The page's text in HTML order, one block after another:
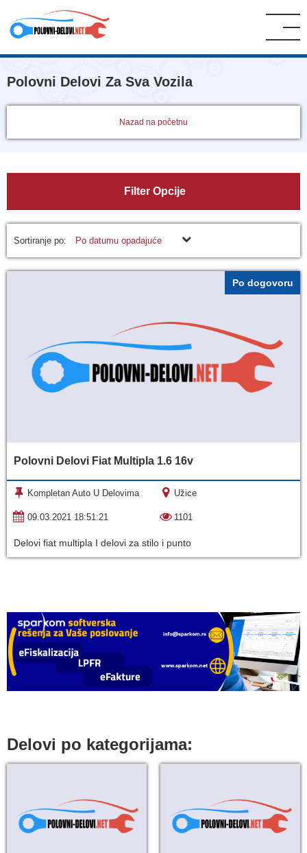
Polovni Delovi Za Sva Vozila
Nazad na početnu
Filter Opcije
Sortiranje po: Po datumu opadajuće
Polovni Delovi Fiat Multipla 1.6 16v
Po dogovoru
Kompletan Auto U Delovima Užice
09.03.2021 18:51:21 1101
Delovi fiat multipla I delovi za stilo i punto
Delovi po kategorijama: